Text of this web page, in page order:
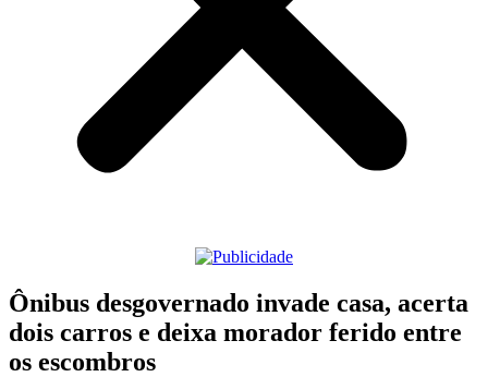
Ônibus desgovernado invade casa, acerta
dois carros e deixa morador ferido entre
os escombros